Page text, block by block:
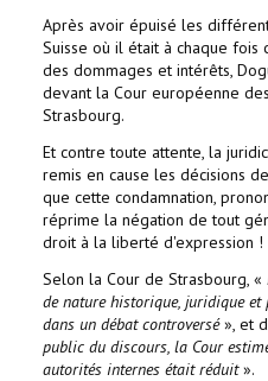
Après avoir épuisé les
Suisse où il était à chaque fois
des dommages et intérêts,
devant la Cour européenne
Strasbourg.
Et contre toute attente, la
remis en cause les décisions
que cette condamnation,
réprime la négation de tout
droit à la liberté d'expression !
Selon la Cour de Strasbourg, «
de nature historique, juridique
dans un débat controversé», et
public du discours, la Cour
autorités internes était réduit».